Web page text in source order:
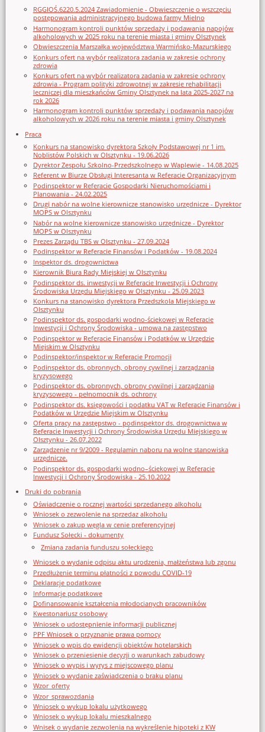
RGGIOŚ.6220.5.2024 Zawiadomienie - Obwieszczenie o wszczęciu
postępowania administracyjnego budowa farmy Mielno
Harmonogram kontroli punktów sprzedaży i podawania napojów
alkoholowych w 2025 roku na terenie miasta i gminy Olsztynek
Obwieszczenia Marszałka województwa Warmińsko-Mazurskiego
Konkurs ofert na wybór realizatora zadania w zakresie ochrony
zdrowia
Konkurs ofert na wybór realizatora zadania w zakresie ochrony
zdrowia - Program polityki zdrowotnej w zakresie rehabilitacji
leczniczej dla mieszkańców Gminy Olsztynek na lata 2025-2027 na
rok 2026
Harmonogram kontroli punktów sprzedaży i podawania napojów
alkoholowych w 2026 roku na terenie miasta i gminy Olsztynek
Praca
Konkurs na stanowisko dyrektora Szkoły Podstawowej nr 1 im.
Noblistów Polskich w Olsztynku - 19.06.2026
Dyrektor Zespołu Szkolno-Przedszkolnego w Waplewie - 14.08.2025
Referent w Biurze Obsługi Interesanta w Referacie Organizacyjnym
Podinspektor w Referacie Gospodarki Nieruchomościami i
Planowania - 24.02.2025
Drugi nabór na wolne kierownicze stanowisko urzędnicze - Dyrektor
MOPS w Olsztynku
Nabór na wolne kierownicze stanowisko urzędnicze - Dyrektor
MOPS w Olsztynku
Prezes Zarządu TBS w Olsztynku - 27.09.2024
Podinspektor w Referacie Finansów i Podatków - 19.08.2024
Inspektor ds. drogownictwa
Kierownik Biura Rady Miejskiej w Olsztynku
Podinspektor ds. inwestycji w Referacie Inwestycji i Ochrony
Środowiska Urzędu Miejskiego w Olsztynku - 25.09.2023
Konkurs na stanowisko dyrektora Przedszkola Miejskiego w
Olsztynku
Podinspektor ds. gospodarki wodno-ściekowej w Referacie
Inwestycji i Ochrony Środowiska - umowa na zastępstwo
Podinspektor w Referacie Finansów i Podatków w Urzędzie
Miejskim w Olsztynku
Podinspektor/inspektor w Referacie Promocji
Podinspektor ds. obronnych, obrony cywilnej i zarządzania
kryzysowego
Podinspektor ds. obronnych, obrony cywilnej i zarządzania
kryzysowego - pełnomocnik ds. ochrony
Podinspektor ds. księgowości i podatku VAT w Referacie Finansów i
Podatków w Urzędzie Miejskim w Olsztynku
Oferta pracy na zastępstwo - podinspektor ds. drogownictwa w
Referacie Inwestycji i Ochrony Środowiska Urzędu Miejskiego w
Olsztynku - 26.07.2022
Zarządzenie nr 9/2009 - Regulamin naboru na wolne stanowiska
urzędnicze.
Podinspektor ds. gospodarki wodno–ściekowej w Referacie
Inwestycji i Ochrony Środowiska - 25.10.2022
Druki do pobrania
Oświadczenie o rocznej wartości sprzedanego alkoholu
Wniosek o zezwolenie na sprzedaz alkoholu
Wniosek o zakup węgla w cenie preferencyjnej
Fundusz Sołecki - dokumenty
Zmiana zadania funduszu sołeckiego
Wniosek o wydanie odpisu aktu urodzenia, małżeństwa lub zgonu
Przedłużenie terminu płatności z powodu COVID-19
Deklaracje podatkowe
Informacje podatkowe
Dofinansowanie kształcenia młodocianych pracowników
Kwestonariusz osobowy
Wniosek o udostępnienie informacji publicznej
PPF Wniosek o przyznanie prawa pomocy
Wniosek o wpis do ewidencji obiektów hotelarskich
Wniosek o przeniesienie decyzji o warunkach zabudowy
Wniosek o wypis i wyrys z miejscowego planu
Wniosek o wydanie zaświadczenia o braku planu
Wzor_oferty
Wzor_sprawozdania
Wniosek o wykup lokalu użytkowego
Wniosek o wykup lokalu mieszkalnego
Wnisek o wydanie zezwolenia na wykreślenie hipoteki z KW